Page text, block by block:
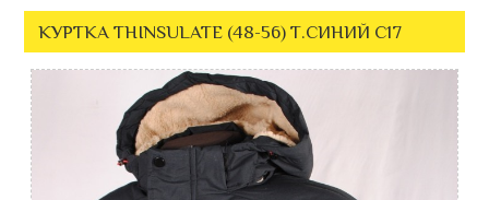
КУРТКА THINSULATE (48-56) Т.СИНИЙ C17